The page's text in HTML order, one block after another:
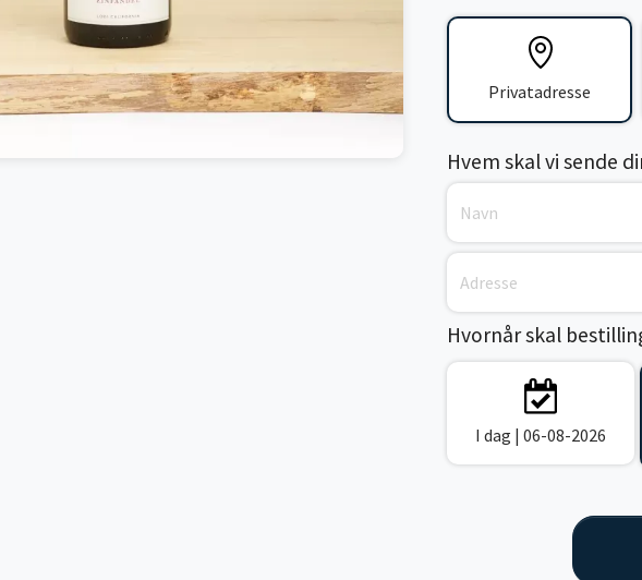
Privatadresse
Hvem skal vi sende
Hvornår skal
I dag | 06-08-2026